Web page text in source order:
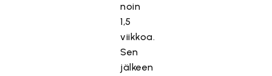
noin
1,5
viikkoa.
Sen
jälkeen